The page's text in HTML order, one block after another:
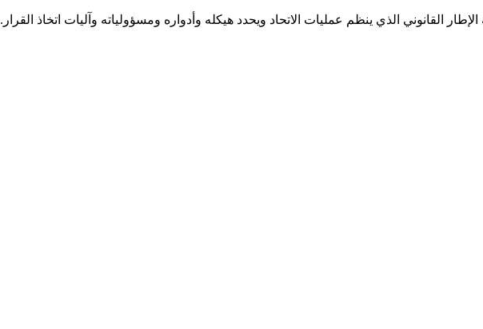
القانوني الذي ينظم عمليات الاتحاد ويحدد هيكله وأدواره ومسؤولياته وآليات اتخاذ القرار.